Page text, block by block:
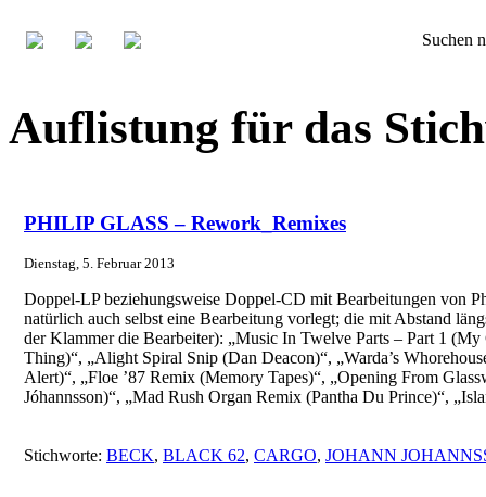
Suchen
Auflistung für das
PHILIP GLASS – Rework_Remixes
Dienstag, 5. Februar 2013
Doppel-LP beziehungsweise Doppel-CD mit Bearbeitungen von
natürlich auch selbst eine Bearbeitung vorlegt; die mit Abstand
der Klammer die Bearbeiter): „Music In Twelve Parts – Part 1
Thing)“, „Alight Spiral Snip (Dan Deacon)“, „Warda’s
Alert)“, „Floe ’87 Remix (Memory Tapes)“, „Opening From
Jóhannsson)“, „Mad Rush Organ Remix (Pantha Du Prince)“,
Stichworte: BECK, BLACK 62, CARGO, JOHANN